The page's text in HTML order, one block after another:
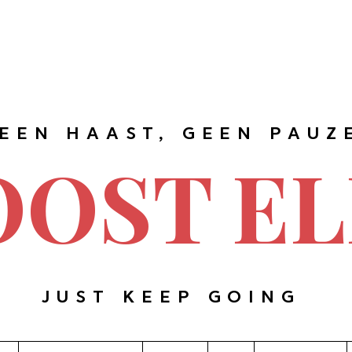
HAAST, GEEN
JUST KEEP GOING